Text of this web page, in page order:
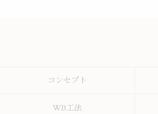
コンセプト
WB工法